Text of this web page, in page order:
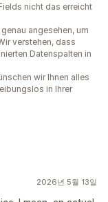
nicht das erreicht
angesehen, um
verstehen, dass
Datenspalten in
wir Ihnen alles
in Ihrer
2026년 5월 13일